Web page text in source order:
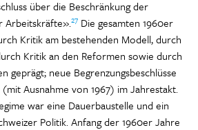
über die Beschränkung der
Arbeitskräfte».27 Die gesamten 1960er
Kritik am bestehenden Modell, durch
Kritik an den Reformen sowie durch
geprägt; neue Begrenzungsbeschlüsse
Ausnahme von 1967) im Jahrestakt.
war eine Dauerbaustelle und ein
Politik. Anfang der 1960er Jahre